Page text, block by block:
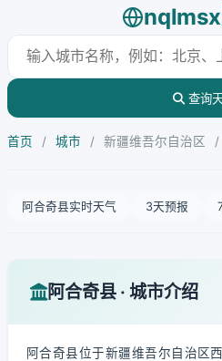
nqlmsx
查询
首页 / 城市 / 新疆维吾尔自治区 /
阿合奇县实时天气 3天预报
阿合奇县 · 城市介绍
阿合奇县位于新疆维吾尔自治区